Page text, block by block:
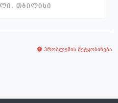
თბილისი
პრობლემის შეტყობინება